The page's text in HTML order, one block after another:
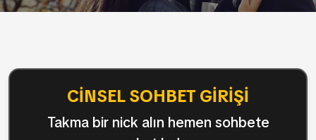
CINSEL SOHBET GIRIŞI
Takma bir nick alın hemen sohbete